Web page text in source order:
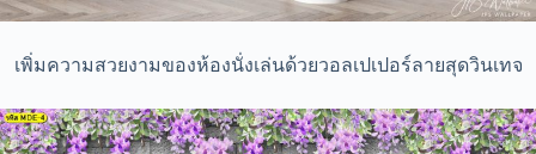
เพิ่มความสวยงามของห้องนั่งเล่นด้วยวอลเปเปอร์ลายสุดวินเทจ